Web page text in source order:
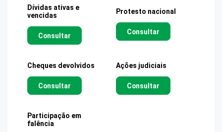
Dívidas ativas e
vencidas
Consultar
Protesto nacional
Consultar
Cheques devolvidos
Consultar
Ações judiciais
Consultar
Participação em
falência